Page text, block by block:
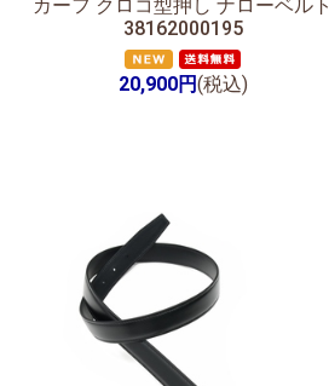
カーフ クロコ型押し ナローベルト
38162000195
20,900円(税込)